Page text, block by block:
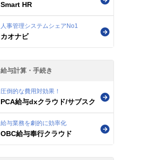
Smart HR
人事管理システムシェアNo1
カオナビ
給与計算・手続き
圧倒的な費用対効果！
PCA給与dxクラウド/サブスク
給与業務を劇的に効率化
OBC給与奉行クラウド